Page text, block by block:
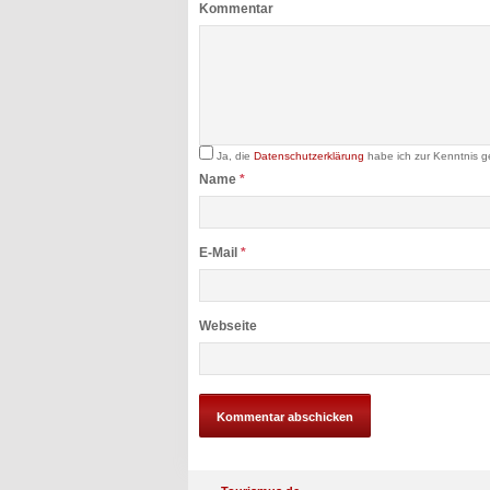
Kommentar
Ja, die Datenschutzerklärung habe ich zur Kenntnis
Name *
E-Mail *
Webseite